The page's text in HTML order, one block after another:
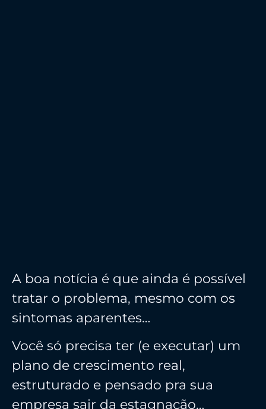
A boa notícia é que ainda é possível
tratar o problema, mesmo com os
sintomas aparentes…
Você só precisa ter (e executar) um
plano de crescimento real,
estruturado e pensado pra sua
empresa sair da estagnação…